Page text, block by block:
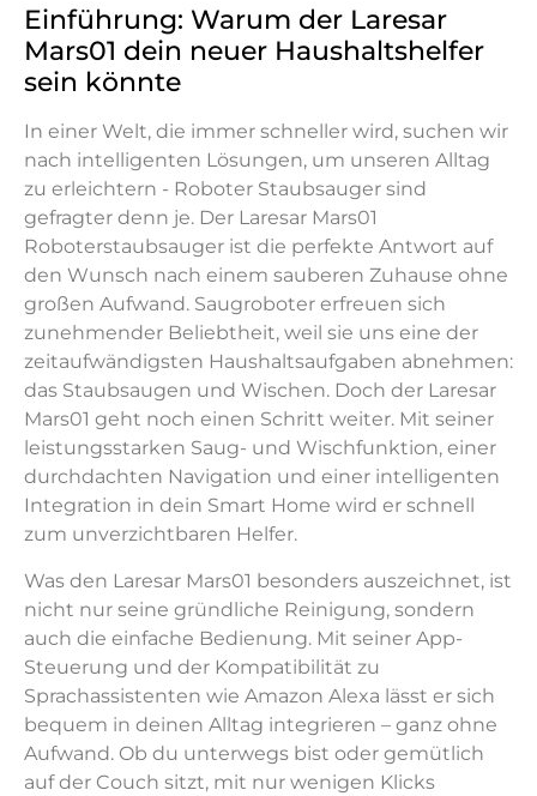
Einführung: Warum der Laresar
Mars01 dein neuer Haushaltshelfer
sein könnte
In einer Welt, die immer schneller wird, suchen wir
nach intelligenten Lösungen, um unseren Alltag
zu erleichtern - Roboter Staubsauger sind
gefragter denn je. Der Laresar Mars01
Roboterstaubsauger ist die perfekte Antwort auf
den Wunsch nach einem sauberen Zuhause ohne
großen Aufwand. Saugroboter erfreuen sich
zunehmender Beliebtheit, weil sie uns eine der
zeitaufwändigsten Haushaltsaufgaben abnehmen:
das Staubsaugen und Wischen. Doch der Laresar
Mars01 geht noch einen Schritt weiter. Mit seiner
leistungsstarken Saug- und Wischfunktion, einer
durchdachten Navigation und einer intelligenten
Integration in dein Smart Home wird er schnell
zum unverzichtbaren Helfer.
Was den Laresar Mars01 besonders auszeichnet, ist
nicht nur seine gründliche Reinigung, sondern
auch die einfache Bedienung. Mit seiner App-
Steuerung und der Kompatibilität zu
Sprachassistenten wie Amazon Alexa lässt er sich
bequem in deinen Alltag integrieren – ganz ohne
Aufwand. Ob du unterwegs bist oder gemütlich
auf der Couch sitzt, mit nur wenigen Klicks